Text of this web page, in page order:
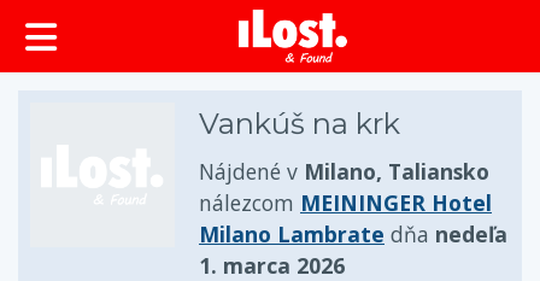
Vankúš na krk
Nájdené v Milano, Taliansko
nálezcom MEININGER Hotel
Milano Lambrate dňa nedeľa
1. marca 2026